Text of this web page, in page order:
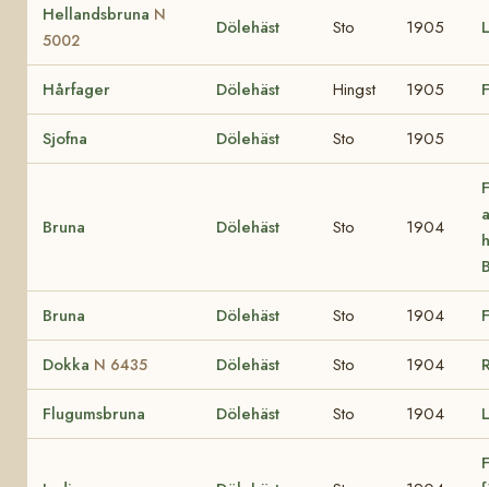
Hellandsbruna N
5002
Dölehäst Sto 1905
Hårfager Dölehäst Hingst 1905
Sjofna Dölehäst Sto 1905
Bruna Dölehäst Sto 1904
Bruna Dölehäst Sto 1904
Dokka N 6435 Dölehäst Sto 1904
Flugumsbruna Dölehäst Sto 1904